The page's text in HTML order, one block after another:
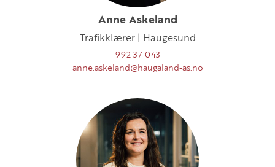
Anne Askeland
Trafikklærer | Haugesund
992 37 043
anne.askeland@haugaland-as.no